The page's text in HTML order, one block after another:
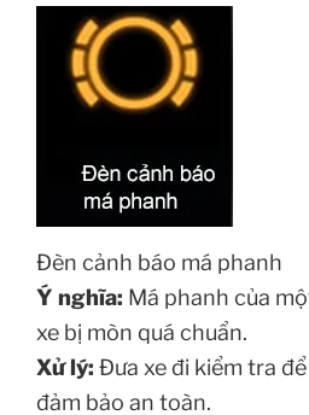
Đèn cảnh báo má phanh
Ý nghĩa: Má phanh của
xe bị mòn quá chuẩn.
Xử lý: Đưa xe đi kiểm tra
đảm bảo an toàn.